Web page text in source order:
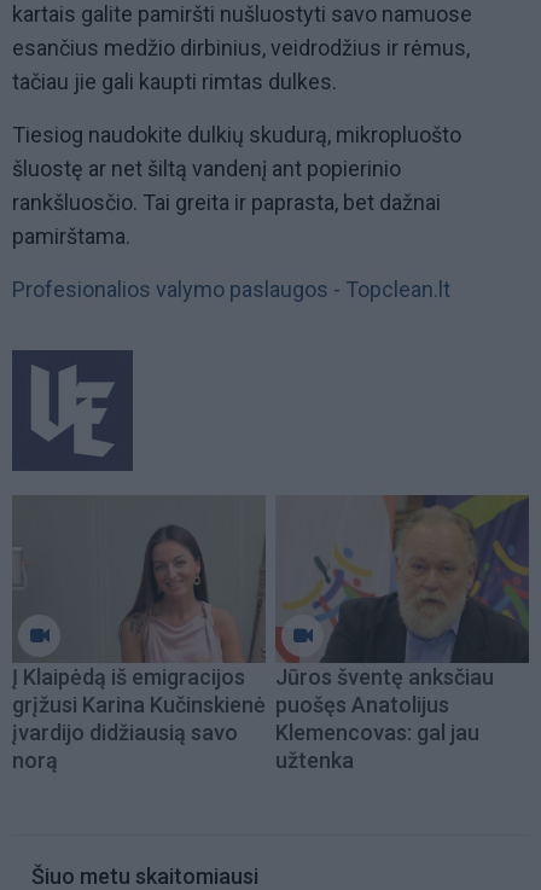
kartais galite pamiršti nušluostyti savo namuose
esančius medžio dirbinius, veidrodžius ir rėmus,
tačiau jie gali kaupti rimtas dulkes.
Tiesiog naudokite dulkių skudurą, mikropluošto
šluostę ar net šiltą vandenį ant popierinio
rankšluosčio. Tai greita ir paprasta, bet dažnai
pamirštama.
Profesionalios valymo paslaugos - Topclean.lt
Į Klaipėdą iš emigracijos
grįžusi Karina Kučinskienė
įvardijo didžiausią savo
norą
Jūros šventę anksčiau
puošęs Anatolijus
Klemencovas: gal jau
užtenka
Šiuo metu skaitomiausi